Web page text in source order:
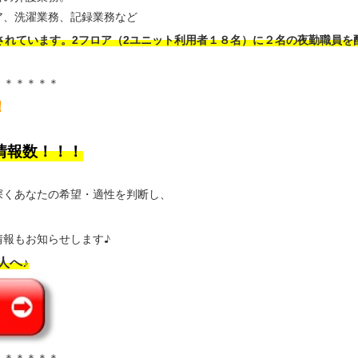
洗濯業務、記録業務など
ています。2フロア（2ユニット利用者１８名）に２名の夜勤職員を
＊＊＊＊
報数！！！
あなたの希望・適性を判断し、
もお知らせします♪
へ♪